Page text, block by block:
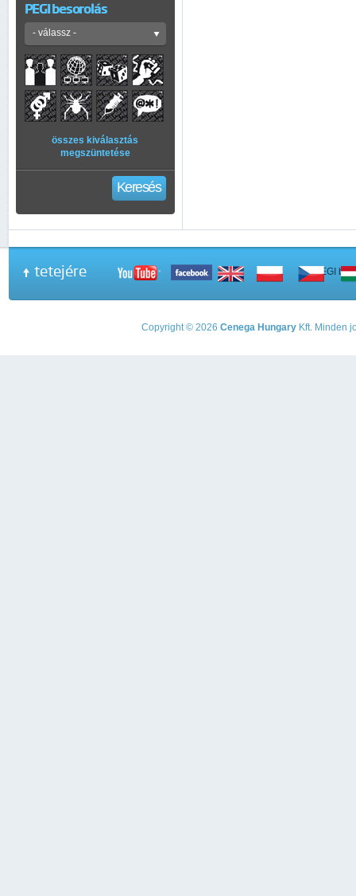
PEGI besorolás
összes kiválasztás
megszüntetése
Keresés
tetejére A PEGI
Copyright © 2026 Cenega Hungary Kft. Minden